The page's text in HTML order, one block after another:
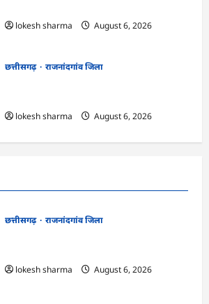
lokesh sharma
August 6, 2026
छत्तीसगढ़
राजनांदगांव जिला
lokesh sharma
August 6, 2026
छत्तीसगढ़
राजनांदगांव जिला
lokesh sharma
August 6, 2026